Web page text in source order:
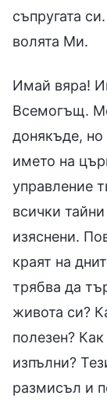
съпругата
волята Ми.
Имай вяра!
Всемогъщ.
донякъде, но
името на
управление
всички
изяснени.
краят на
трябва да
живота си?
полезен?
изпълни?
размисъл и